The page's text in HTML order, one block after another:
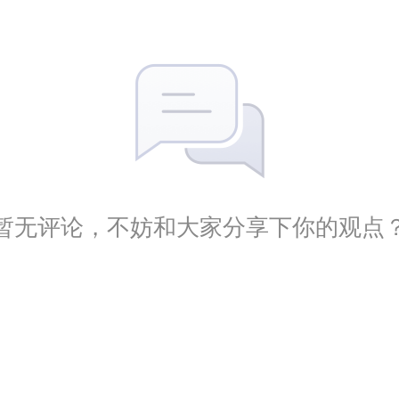
无评论，不妨和大家分享下你的观点